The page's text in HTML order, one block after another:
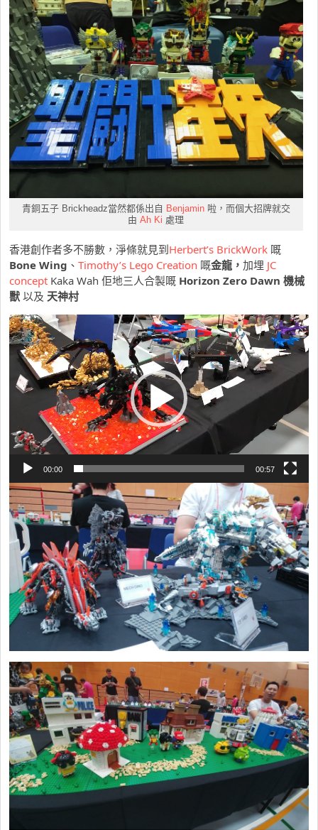
青銅五子 Brickheadz當然都係出自 Benjamin啦，而個大招牌就交
由Ah Ki 處理
香港創作者多不勝數，淨條就見到Herbert’s BrickWork 嘅
Bone Wing 、 Timothy’s Lego Creation 嘅金龍， 加埋 JC
concept Kaka Wah 佢地三人合製嘅 Horizon Zero Dawn 機械
獸 以及 天神村
視
訊
播
器
00:00 00:57